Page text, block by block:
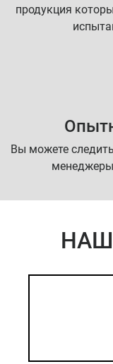
продукция
Вы можете
менеджеры